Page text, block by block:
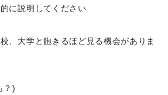
に説明してください
、大学と飽きるほど見る機会がありま
？)